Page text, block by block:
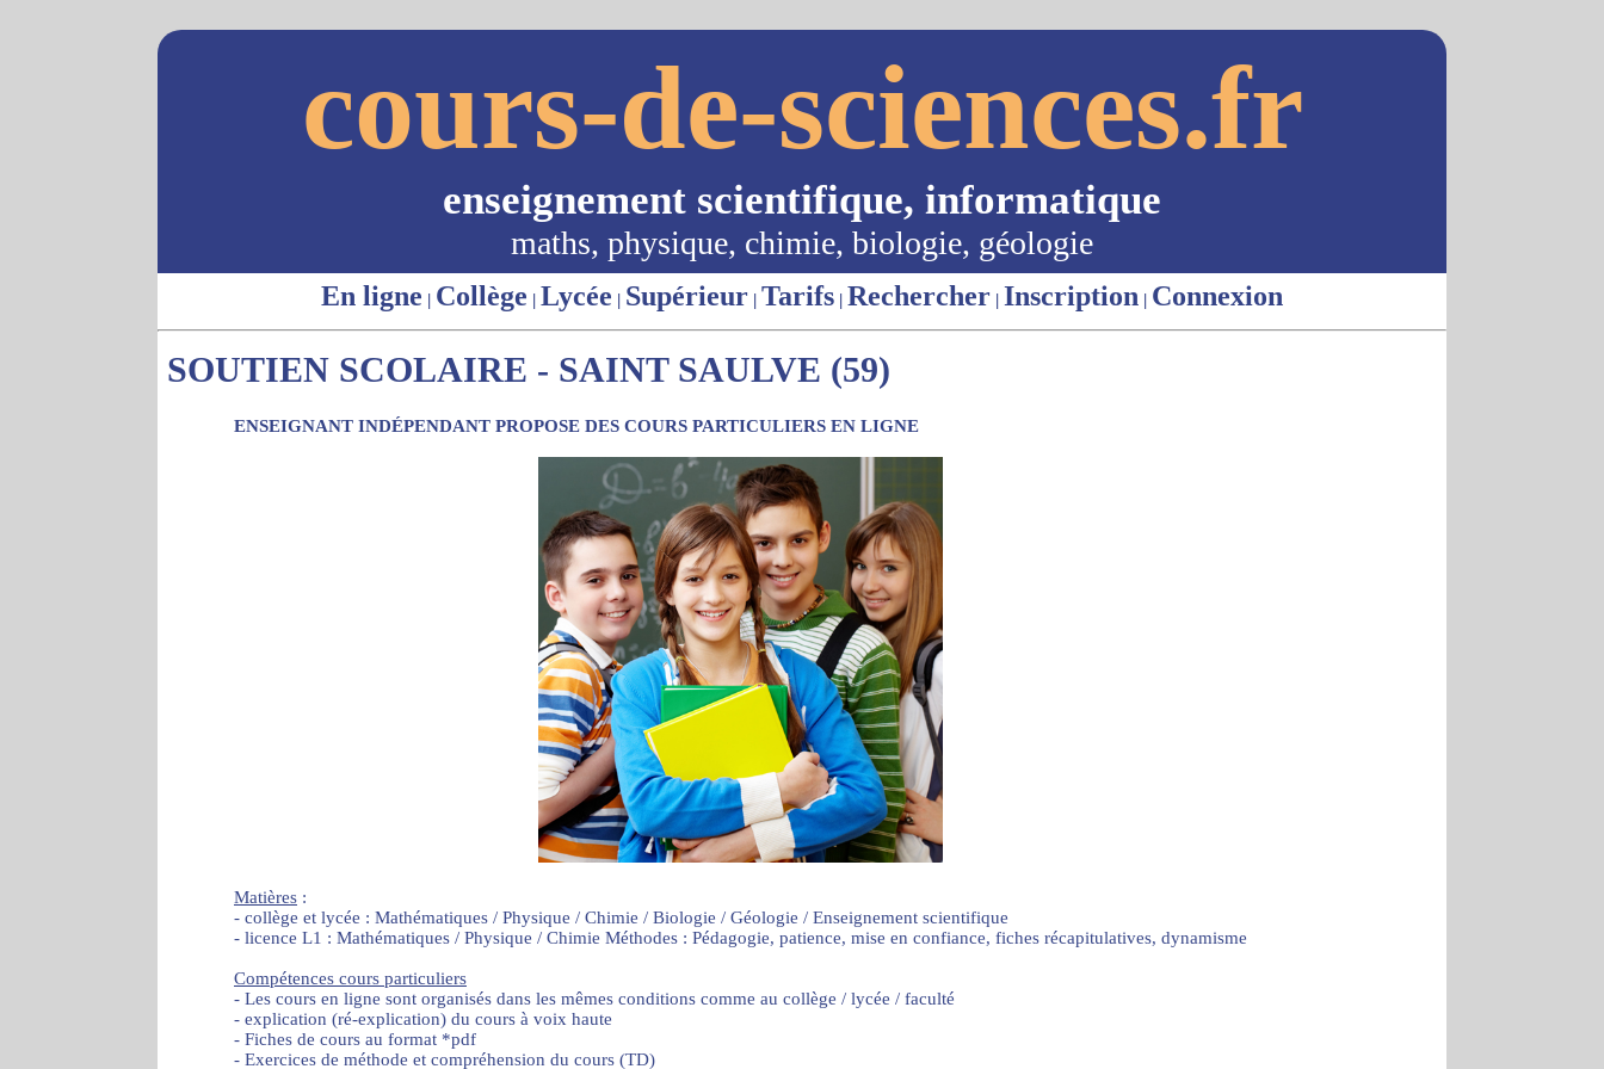
cours-de-sciences.fr
enseignement scientifique, informatique
maths, physique, chimie, biologie, géologie
En ligne | Collège | Lycée | Supérieur | Tarifs | Rechercher | Inscription | Connexion
SOUTIEN SCOLAIRE - SAINT SAULVE (59)
ENSEIGNANT INDÉPENDANT PROPOSE DES COURS PARTICULIERS EN LIGNE
Matières :
- collège et lycée : Mathématiques / Physique / Chimie / Biologie / Géologie / Enseignement scientifique
- licence L1 : Mathématiques / Physique / Chimie Méthodes : Pédagogie, patience, mise en confiance, fiches récapitulatives, dynamisme
Compétences cours particuliers
- Les cours en ligne sont organisés dans les mêmes conditions comme au collège / lycée / faculté
- explication (ré-explication) du cours à voix haute
- Fiches de cours au format *pdf
- Exercices de méthode et compréhension du cours (TD)